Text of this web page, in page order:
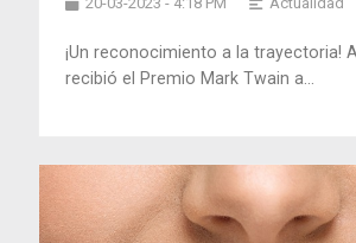
¡Un reconocimiento a la trayectoria!
recibió el Premio Mark Twain a...